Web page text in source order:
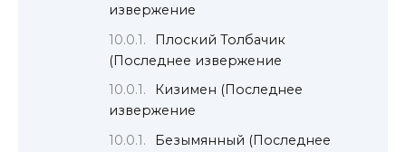
извержение
Плоский Толбачик
(Последнее извержение
Кизимен (Последнее
извержение
Безымянный (Последнее